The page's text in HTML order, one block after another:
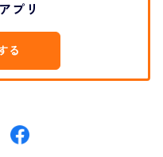
プリ
る